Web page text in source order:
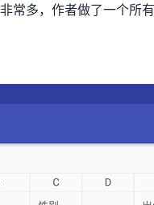
常多，作者做了一个所